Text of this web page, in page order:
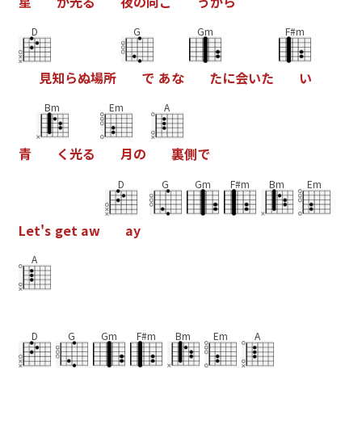
D
見知らぬ場所
G
で あな
Gm
たに会いた
F#m
い
青
Bm
く光る
Em
月の
A
裏側で
Let's get aw
D
ay
G Gm F#m Bm Em
A
D G Gm F#m Bm Em A